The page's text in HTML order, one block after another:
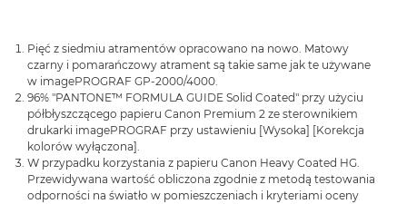
Pięć z siedmiu atramentów opracowano na nowo. Matowy
czarny i pomarańczowy atrament są takie same jak te używane
w imagePROGRAF GP-2000/4000.
96% "PANTONE™ FORMULA GUIDE Solid Coated" przy użyciu
półbłyszczącego papieru Canon Premium 2 ze sterownikiem
drukarki imagePROGRAF przy ustawieniu [Wysoka] [Korekcja
kolorów wyłączona].
W przypadku korzystania z papieru Canon Heavy Coated HG.
Przewidywana wartość obliczona zgodnie z metodą testowania
odporności na światło w pomieszczeniach i kryteriami oceny